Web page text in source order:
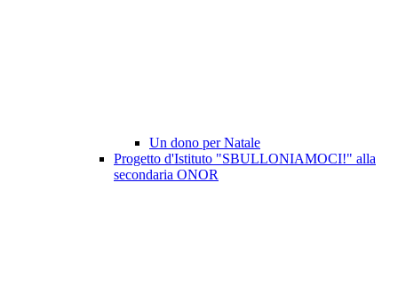
Un dono per Natale
Progetto d'Istituto "SBULLONIAMOCI!" alla
secondaria ONOR